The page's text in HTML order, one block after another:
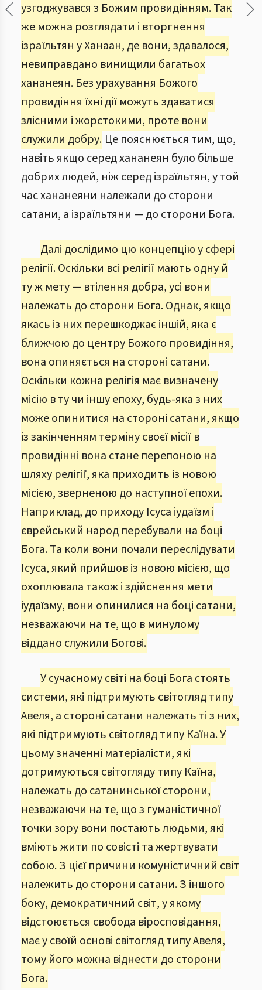
узгоджувався з Божим провидінням. Так
же можна розглядати і вторгнення
ізраїльтян у Ханаан, де вони, здавалося,
невиправдано винищили багатьох
хананеян. Без урахування Божого
провидіння їхні дії можуть здаватися
злісними і жорстокими, проте вони
служили добру. Це пояснюється тим, що,
навіть якщо серед хананеян було більше
добрих людей, ніж серед ізраїльтян, у той
час хананеяни належали до сторони
сатани, а ізраїльтяни — до сторони Бога.
Далі дослідимо цю концепцію у сфері
релігії. Оскільки всі релігії мають одну й
ту ж мету — втілення добра, усі вони
належать до сторони Бога. Однак, якщо
якась із них перешкоджає іншій, яка є
ближчою до центру Божого провидіння,
вона опиняється на стороні сатани.
Оскільки кожна релігія має визначену
місію в ту чи іншу епоху, будь-яка з них
може опинитися на стороні сатани, якщо
із закінченням терміну своєї місії в
провидінні вона стане перепоною на
шляху релігії, яка приходить із новою
місією, зверненою до наступної епохи.
Наприклад, до приходу Ісуса іудаїзм і
єврейський народ перебували на боці
Бога. Та коли вони почали переслідувати
Ісуса, який прийшов із новою місією, що
охоплювала також і здійснення мети
іудаїзму, вони опинилися на боці сатани,
незважаючи на те, що в минулому
віддано служили Богові.
У сучасному світі на боці Бога стоять
системи, які підтримують світогляд типу
Авеля, а стороні сатани належать ті з них,
які підтримують світогляд типу Каїна. У
цьому значенні матеріалісти, які
дотримуються світогляду типу Каїна,
належать до сатанинської сторони,
незважаючи на те, що з гуманістичної
точки зору вони постають людьми, які
вміють жити по совісті та жертвувати
собою. З цієї причини комуністичний світ
належить до сторони сатани. З іншого
боку, демократичний світ, у якому
відстоюється свобода віросповідання,
має у своїй основі світогляд типу Авеля,
тому його можна віднести до сторони
Бога.